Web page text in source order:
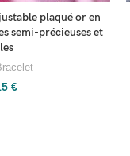
plaqué or en
semi-précieuses et
€